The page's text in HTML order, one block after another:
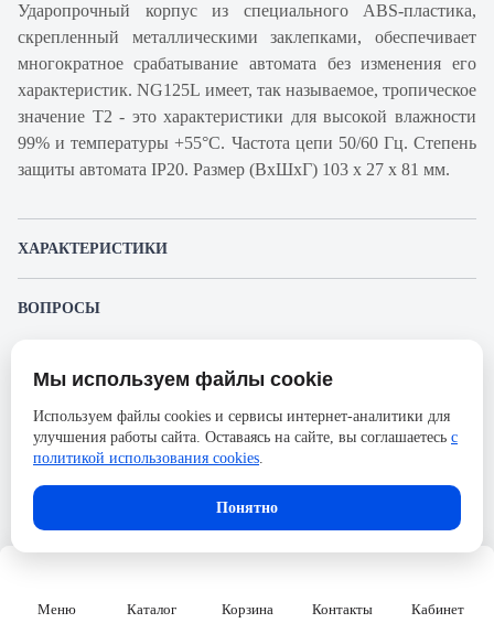
Меню Каталог Корзина Контакты Кабинет
Ударопрочный корпус из специального ABS-пластика,
скрепленный металлическими заклепками, обеспечивает
многократное срабатывание автомата без изменения его
характеристик. NG125L имеет, так называемое, тропическое
значение Т2 - это характеристики для высокой влажности
99% и температуры +55°С. Частота цепи 50/60 Гц. Степень
защиты автомата IP20. Размер (ВхШхГ) 103 х 27 х 81 мм.
ХАРАКТЕРИСТИКИ
Производитель
Серия
Acti 9
Номинальный ток
Напряжение, В
690
Количество полюсов
ВОПРОСЫ
Пожалуйста, авторизуйтесь, чтобы иметь
возможность оставлять вопросы.
Представленные изображения и характеристики могут отличаться от реального
без предварительного уведомления. Компания АйДистрибьют не несёт
ответственности в случае не соответствия текущей модели товаров фотографиям,
размещённым в карточке товара.
Мы используем файлы cookie
Используем файлы cookies и сервисы интернет-аналитики для
улучшения работы сайта. Оставаясь на сайте, вы соглашаетесь с
политикой использования cookies.
Понятно